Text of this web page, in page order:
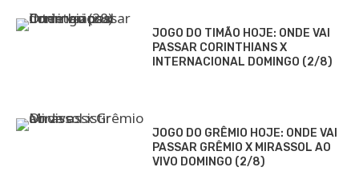
JOGO DO TIMÃO HOJE: ONDE VAI
PASSAR CORINTHIANS X
INTERNACIONAL DOMINGO (2/8)
JOGO DO GRÊMIO HOJE: ONDE VAI
PASSAR GRÊMIO X MIRASSOL AO
VIVO DOMINGO (2/8)